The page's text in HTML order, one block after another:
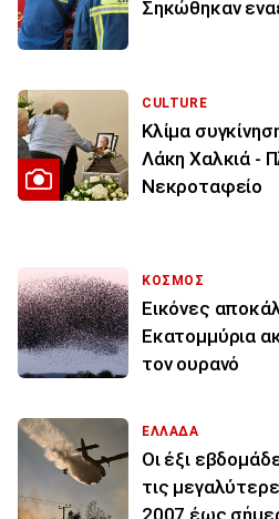
Σηκώθηκαν
CULTURE
Κλίμα
Λάκη Χαλκιά -
Νεκροταφείο
ΚΟΣΜΟΣ
Εικόνες
Εκατομμύρια
τον ουρανό
ΕΛΛΑΔΑ
Οι έξι
τις